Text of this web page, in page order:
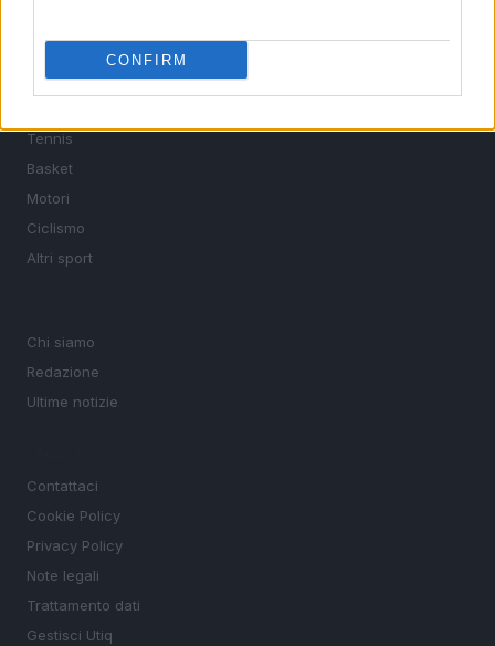
CONFIRM
SEZIONI
Tennis
Basket
Motori
Ciclismo
Altri sport
Chi siamo
Redazione
Ultime notizie
Contattaci
Cookie Policy
Privacy Policy
Note legali
Trattamento dati
Gestisci Utiq